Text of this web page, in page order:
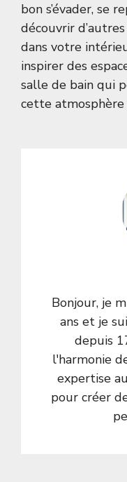
bon s’évader, se
découvrir
dans votre
inspirer des
salle de bain qui
cette
Bonjour, je
ans et je
depuis
l'harmonie
expertise
pour créer